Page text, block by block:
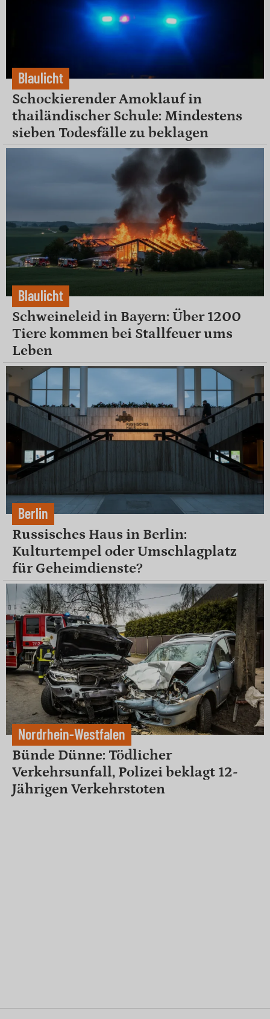
Blaulicht
Schockierender Amoklauf in
thailändischer Schule: Mindestens
sieben Todesfälle zu beklagen
Blaulicht
Schweineleid in Bayern: Über 1200
Tiere kommen bei Stallfeuer ums
Leben
Berlin
Russisches Haus in Berlin:
Kulturtempel oder Umschlagplatz
für Geheimdienste?
Nordrhein-Westfalen
Bünde Dünne: Tödlicher
Verkehrsunfall, Polizei beklagt 12-
Jährigen Verkehrstoten